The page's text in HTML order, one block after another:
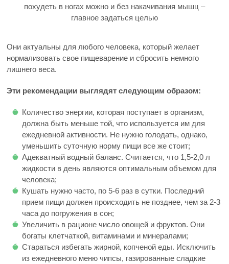
похудеть в ногах можно и без накачивания мышц –
главное задаться целью
Они актуальны для любого человека, который желает
нормализовать свое пищеварение и сбросить немного
лишнего веса.
Эти рекомендации выглядят следующим образом:
Количество энергии, которая поступает в организм,
должна быть меньше той, что используется им для
ежедневной активности. Не нужно голодать, однако,
уменьшить суточную норму пищи все же стоит;
Адекватный водный баланс. Считается, что 1,5-2,0 л
жидкости в день являются оптимальным объемом для
человека;
Кушать нужно часто, по 5-6 раз в сутки. Последний
прием пищи должен происходить не позднее, чем за 2-3
часа до погружения в сон;
Увеличить в рационе число овощей и фруктов. Они
богаты клетчаткой, витаминами и минералами;
Стараться избегать жирной, копченой еды. Исключить
из ежедневного меню чипсы, газированные сладкие